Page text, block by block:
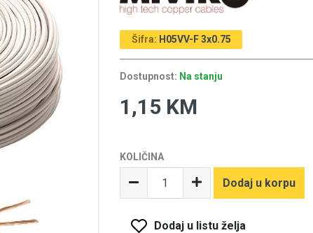
Šifra: H05VV-F 3x0.75
Dostupnost: Na stanju
1,15 KM
KOLIČINA
Dodaj u korpu
Dodaj u listu želja